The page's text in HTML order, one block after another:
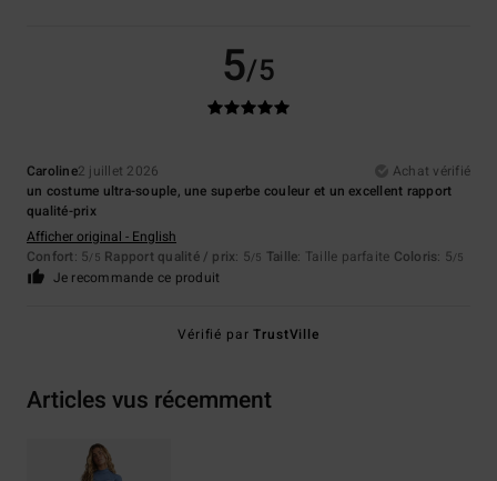
5/5
Caroline2 juillet 2026
Achat vérifié
un costume ultra-souple, une superbe couleur et un excellent rapport
qualité-prix
Afficher original - English
Confort: 5/5 Rapport qualité / prix: 5/5 Taille: Taille parfaite Coloris: 5/5
Je recommande ce produit
Vérifié parTrustVille
Articles vus récemment